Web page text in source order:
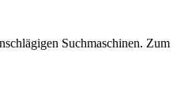
Suchmaschinen. Zum